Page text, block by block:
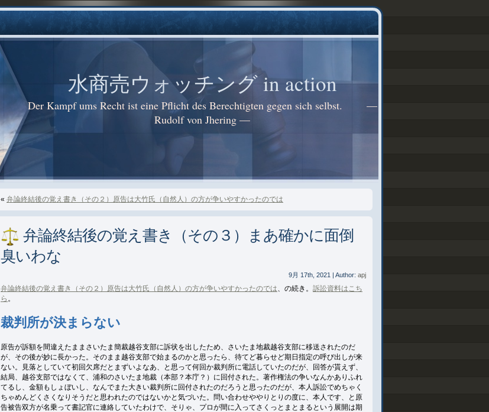
水商売ウォッチング in action
Der Kampf ums Recht ist eine Pflicht des Berechtigten gegen sich selbst. —
Rudolf von Jhering —
« 弁論終結後の覚え書き（その２）原告は大竹氏（自然人）の方が争いやすかったのでは
弁論終結後の覚え書き（その３）まあ確かに面倒
臭いわな
9月 17th, 2021 | Author: apj
弁論終結後の覚え書き（その２）原告は大竹氏（自然人）の方が争いやすかったのでは 、の続き。 訴訟資料はこち
ら 。
裁判所が決まらない
原告が訴額を間違えたままさいたま簡裁越谷支部に訴状を出したため、さいたま地裁越谷支部に移送されたのだ
が、その後が妙に長かった。そのまま越谷支部で始まるのかと思ったら、待てど暮らせど期日指定の呼び出しが来
ない。見落としていて初回欠席だとまずいよなあ、と思って何回か裁判所に電話していたのだが、回答が貰えず、
結局、越谷支部ではなくて、浦和のさいたま地裁（本部？本庁？）に回付された。著作権法の争いなんかありふれ
てるし、金額もしょぼいし、なんでまた大きい裁判所に回付されたのだろうと思ったのだが、本人訴訟でめちゃく
ちゃめんどくさくなりそうだと思われたのではないかと気づいた。問い合わせややりとりの度に、本人です、と原
告被告双方が名乗って書記官に連絡していたわけで、そりゃ、プロが間に入ってさくっとまとまるという展開は期